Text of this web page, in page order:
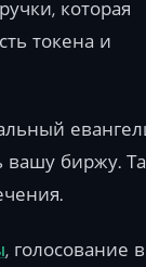
которая
токена и
вашу биржу.
, голосование в